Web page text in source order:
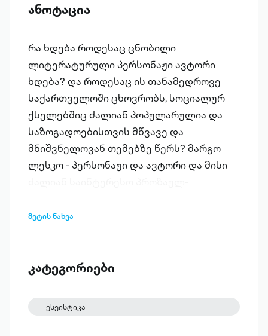
ანოტაცია
რა ხდება როდესაც ცნობილი
ლიტერატურული პერსონაჟი ავტორი
ხდება? და როდესაც ის თანამედროვე
საქართველოში ცხოვრობს, სოციალურ
ქსელებშიც ძალიან პოპულარულია და
საზოგადოებისთვის მწვავე და
მნიშვნელოვან თემებზე წერს? მარგო
ლესკო - პერსონაჟი და ავტორი და მისი
შეხვდებით ავტობიოგრაფიულ
საუბრებსაც და რაც მთავარია, სატირას
ლესკოსგან და მიხვდებით, რომ
მეტის ნახვა
კატეგორიები
ესეისტიკა